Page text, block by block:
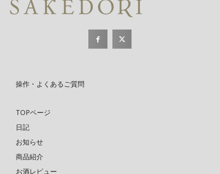
操作・よくあるご質問
TOPページ
日記
お知らせ
商品紹介
お酒レビュー